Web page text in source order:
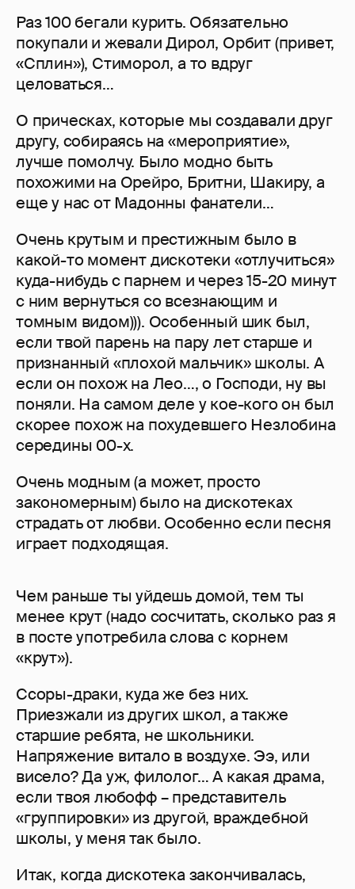
Раз 100 бегали курить. Обязательно
покупали и жевали Дирол, Орбит (привет,
«Сплин»), Стиморол, а то вдруг
целоваться…
О прическах, которые мы создавали друг
другу, собираясь на «мероприятие»,
лучше помолчу. Было модно быть
похожими на Орейро, Бритни, Шакиру, а
еще у нас от Мадонны фанатели…
Очень крутым и престижным было в
какой-то момент дискотеки «отлучиться»
куда-нибудь с парнем и через 15-20 минут
с ним вернуться со всезнающим и
томным видом))). Особенный шик был,
если твой парень на пару лет старше и
признанный «плохой мальчик» школы. А
если он похож на Лео…, о Господи, ну вы
поняли. На самом деле у кое-кого он был
скорее похож на похудевшего Незлобина
середины 00-х.
Очень модным (а может, просто
закономерным) было на дискотеках
страдать от любви. Особенно если песня
играет подходящая.
Чем раньше ты уйдешь домой, тем ты
менее крут (надо сосчитать, сколько раз я
в посте употребила слова с корнем
«крут»).
Ссоры-драки, куда же без них.
Приезжали из других школ, а также
старшие ребята, не школьники.
Напряжение витало в воздухе. Ээ, или
висело? Да уж, филолог… А какая драма,
если твоя любофф – представитель
«группировки» из другой, враждебной
школы, у меня так было.
Итак, когда дискотека закончивалась,